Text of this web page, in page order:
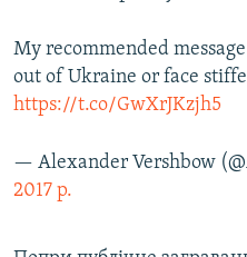
My recommended
out of Ukraine or face
https://t.co/GwXrJKzjh5
— Alexander Vershbow
2017 р.